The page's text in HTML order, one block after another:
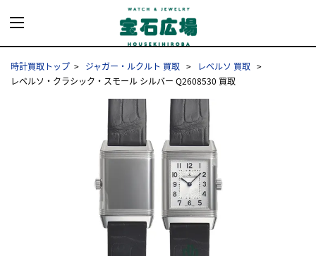
時計買取トップ ジャガー・ルクルト 買取
レベルソ 買取
レベルソ・クラシック・スモール シルバー Q2608530 買取